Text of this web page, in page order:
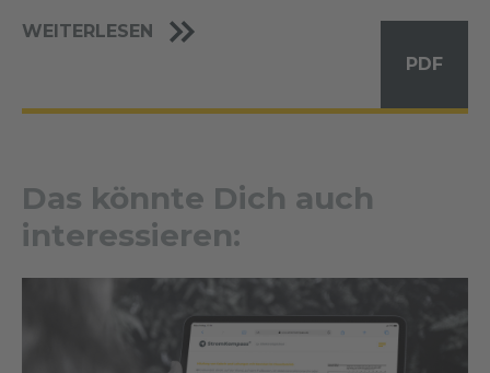
WEITERLESEN
PDF
Das könnte Dich auch
interessieren: